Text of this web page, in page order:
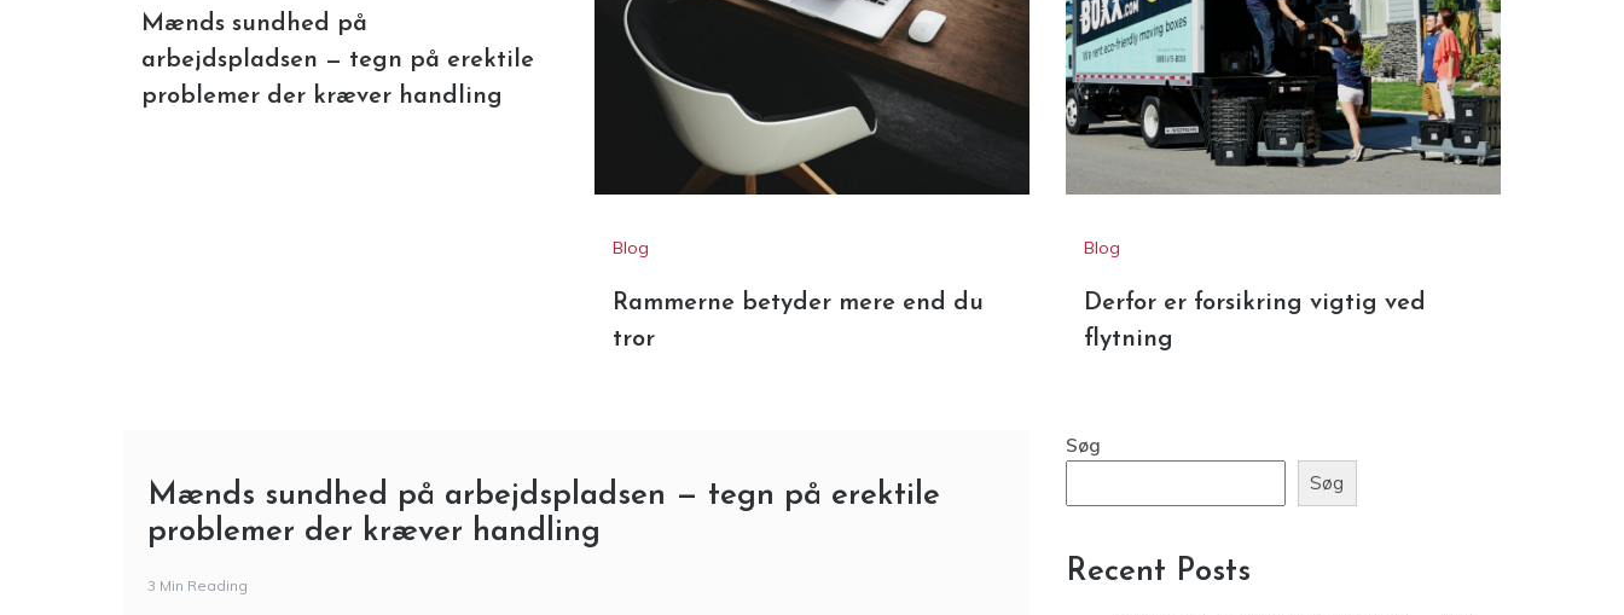
arbejdspladsen — tegn på erektile
problemer der kræver handling
tror
flytning
problemer der kræver handling
Søg